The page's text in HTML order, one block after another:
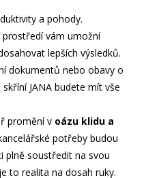
a pohody.
prostředí vám umožní
lepších výsledků.
dokumentů nebo obavy o
JANA budete mít vše
promění v oázu klidu a
potřeby budou
plně soustředit na svou
to realita na dosah ruky.